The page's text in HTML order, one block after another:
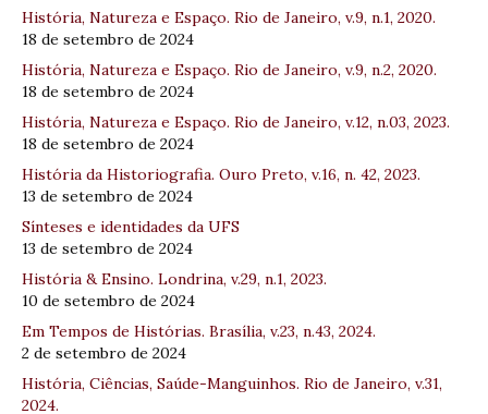
História, Natureza e Espaço. Rio de Janeiro, v.9, n.1, 2020.
18 de setembro de 2024
História, Natureza e Espaço. Rio de Janeiro, v.9, n.2, 2020.
18 de setembro de 2024
História, Natureza e Espaço. Rio de Janeiro, v.12, n.03, 2023.
18 de setembro de 2024
História da Historiografia. Ouro Preto, v.16, n. 42, 2023.
13 de setembro de 2024
Sínteses e identidades da UFS
13 de setembro de 2024
História & Ensino. Londrina, v.29, n.1, 2023.
10 de setembro de 2024
Em Tempos de Histórias. Brasília, v.23, n.43, 2024.
2 de setembro de 2024
História, Ciências, Saúde-Manguinhos. Rio de Janeiro, v.31,
2024.